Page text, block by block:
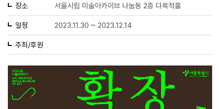
장소 서울시립 미술아카이브 나눔동 2층 다목적홀
일정 2023.11.30 ~ 2023.12.14
주최/후원